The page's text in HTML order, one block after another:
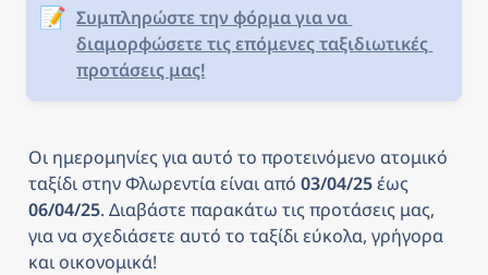
📝 Συμπληρώστε την φόρμα για να
διαμορφώσετε τις επόμενες ταξιδιωτικές
προτάσεις μας!
Οι ημερομηνίες για αυτό το προτεινόμενο ατομικό
ταξίδι στην Φλωρεντίαείναι από 03/04/25 έως
06/04/25. Διαβάστε παρακάτω τις προτάσεις μας,
για να σχεδιάσετε αυτό το ταξίδι εύκολα, γρήγορα
και οικονομικά!